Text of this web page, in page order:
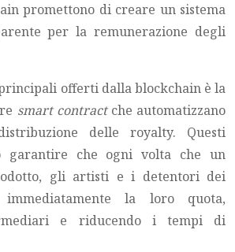
promettono di creare un sistema
per la remunerazione degli
offerti dalla blockchain è la
smart contractche automatizzano
delle royalty. Questi
garantire che ogni volta che un
gli artisti e i detentori dei
la loro quota,
e riducendo i tempi di